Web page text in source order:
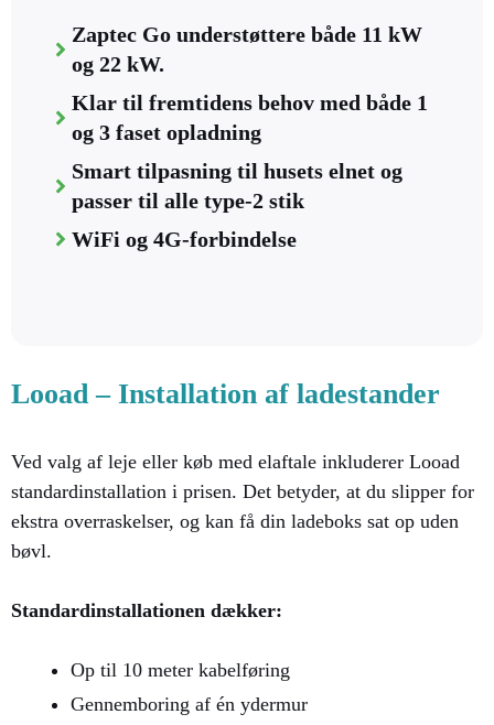
Zaptec Go understøttere både 11 kW
og 22 kW.
Klar til fremtidens behov med både 1
og 3 faset opladning
Smart tilpasning til husets elnet og
passer til alle type-2 stik
WiFi og 4G-forbindelse
Looad – Installation af ladestander
Ved valg af leje eller køb med elaftale inkluderer Looad
standardinstallation i prisen. Det betyder, at du slipper for
ekstra overraskelser, og kan få din ladeboks sat op uden
bøvl.
Standardinstallationen dækker:
Op til 10 meter kabelføring
Gennemboring af én ydermur